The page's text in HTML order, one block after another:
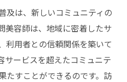
及は、新しいコミュニティの
美容師は、地域に密着したサ
利用者との信頼関係を築いて
サービスを超えたコミュニテ
たすことができるのです。訪